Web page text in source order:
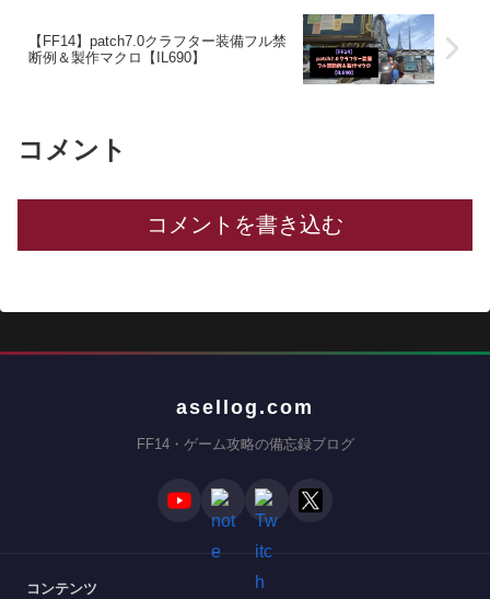
【FF14】patch7.0クラフター装備フル禁
断例＆製作マクロ【IL690】
コメント
コメントを書き込む
asellog.com
FF14・ゲーム攻略の備忘録ブログ
コンテンツ